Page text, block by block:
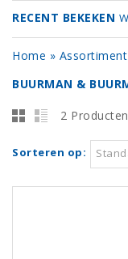
RECENT BEKEKEN
Home » Assortiment
BUURMAN &
2 Producten
Sorteren op: